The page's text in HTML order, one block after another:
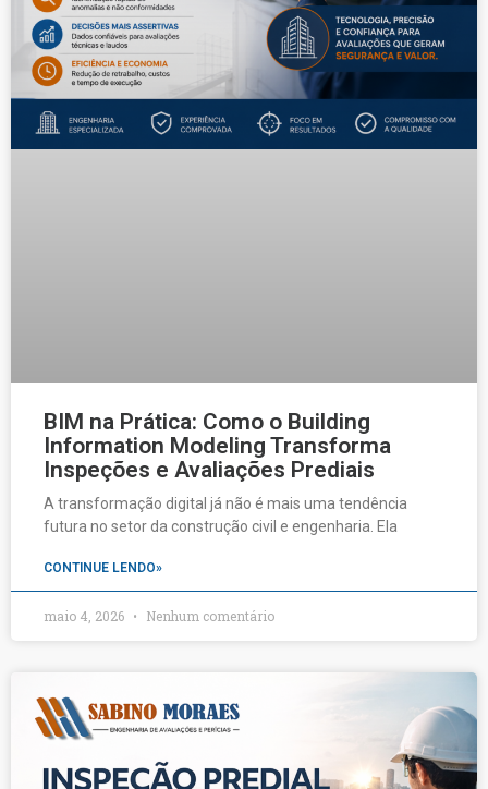
BIM na Prática: Como o Building
Information Modeling Transforma
Inspeções e Avaliações Prediais
A transformação digital já não é mais uma tendência
futura no setor da construção civil e engenharia. Ela
CONTINUE LENDO»
maio 4, 2026 Nenhum comentário